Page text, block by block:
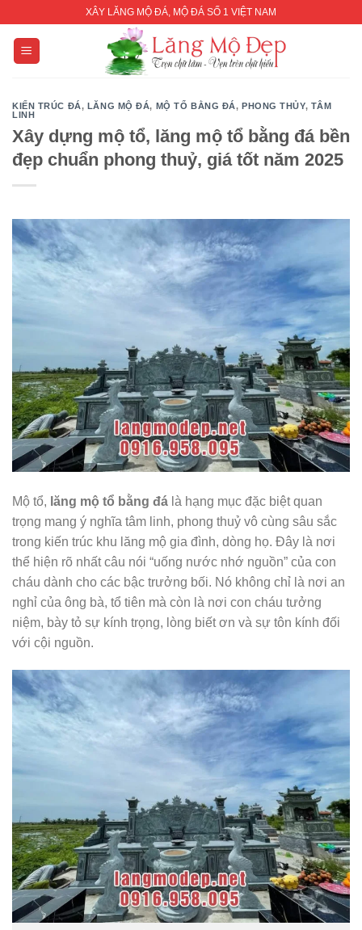
content
XÂY LĂNG MỘ ĐÁ, MỘ ĐÁ SỐ 1 VIỆT NAM
KIẾN TRÚC ĐÁ, LĂNG MỘ ĐÁ, MỘ TỔ BẰNG ĐÁ, PHONG THỦY, TÂM
LINH
Xây dựng mộ tổ, lăng mộ tổ bằng đá bền
đẹp chuẩn phong thuỷ, giá tốt năm 2025
Mộ tổ, lăng mộ tổ bằng đá là hạng mục đặc biệt quan
trọng mang ý nghĩa tâm linh, phong thuỷ vô cùng sâu sắc
trong kiến trúc khu lăng mộ gia đình, dòng họ. Đây là nơi
thể hiện rõ nhất câu nói “uống nước nhớ nguồn” của con
cháu dành cho các bậc trưởng bối. Nó không chỉ là nơi an
nghỉ của ông bà, tổ tiên mà còn là nơi con cháu tưởng
niệm, bày tỏ sự kính trọng, lòng biết ơn và sự tôn kính đối
với cội nguồn.